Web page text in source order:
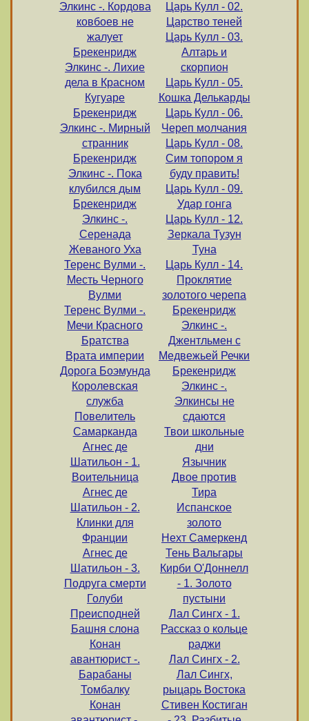
Элкинс -. Кордова
ковбоев не
жалует
Брекенридж
Элкинс -. Лихие
дела в Красном
Кугуаре
Брекенридж
Элкинс -. Мирный
странник
Брекенридж
Элкинс -. Пока
клубился дым
Брекенридж
Элкинс -.
Серенада
Жеваного Уха
Теренс Вулми -.
Месть Черного
Вулми
Теренс Вулми -.
Мечи Красного
Братства
Врата империи
Дорога Боэмунда
Королевская
служба
Повелитель
Самарканда
Агнес де
Шатильон - 1.
Воительница
Агнес де
Шатильон - 2.
Клинки для
Франции
Агнес де
Шатильон - 3.
Подруга смерти
Голуби
Преисподней
Башня слона
Конан
авантюрист -.
Барабаны
Томбалку
Конан
Царь Кулл - 02.
Царство теней
Царь Кулл - 03.
Алтарь и
скорпион
Царь Кулл - 05.
Кошка Делькарды
Царь Кулл - 06.
Череп молчания
Царь Кулл - 08.
Сим топором я
буду править!
Царь Кулл - 09.
Удар гонга
Царь Кулл - 12.
Зеркала Тузун
Туна
Царь Кулл - 14.
Проклятие
золотого черепа
Брекенридж
Элкинс -.
Джентльмен с
Медвежьей Речки
Брекенридж
Элкинс -.
Элкинсы не
сдаются
Твои школьные
дни
Язычник
Двое против
Тира
Испанское
золото
Нехт Самеркенд
Тень Вальгары
Кирби О'Доннелл
- 1. Золото
пустыни
Лал Сингх - 1.
Рассказ о кольце
раджи
Лал Сингх - 2.
Лал Сингх,
рыцарь Востока
Стивен Костиган